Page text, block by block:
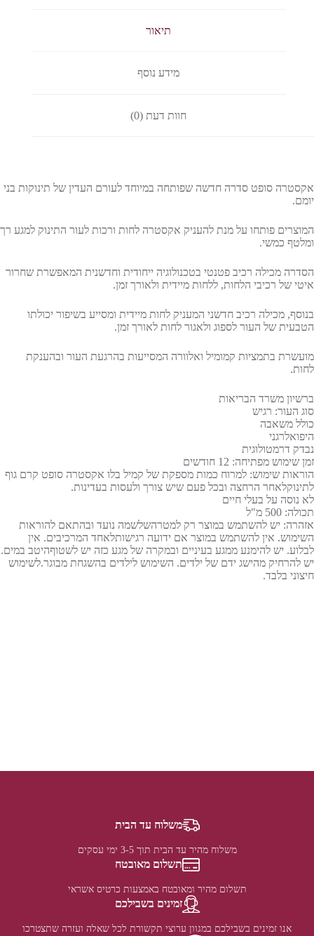
תיאור
מידע נוסף
חוות דעת (0)
אקסטרה סופט סדרה חדשה שפותחה במיוחד לעורם העדין של תינוקות בני
יומם.
המוצרים פותחו על מנת להעניק אקסטרה לחות ורכות לעור התינוק למגע רך
ומלטף כמשי.
הסדרה מכילה רכיב פטנטי בטכנולוגיה ייחודית וחדשנית המאפשרת שחרור
איטי של רכיבי הלחות, ללחות מיידית ולאורך זמן.
בנוסף, מכילה רכיב חדשני המעניק לחות מיידית ומסייע בשיפור יכולתו
הטבעית של העור לספוג ולאגור לחות לאורך זמן.
מועשרת בתמציות קמומיל ואלוורה המסייעות בהרגעת העור ובהענקת
לחות.
ברשיון משרד הבריאות
סוג העור: רגיש
כולל משאבה
היפואלרגני
נבדק דרמטולוגית
זמן שימוש מפתיחה: 12 חודשים
הוראות שימוש: למרוח כמות מספקת של קמיל בלו אקסטרה סופט קרם גוף
לתינוקלאחר הרחצה ובכל פעם שיש צורך ולעסות בעדינות.
לא נוסה על בעלי חיים
תכולה: 500 מ"ל
אזהרה: יש להשתמש במוצר רק למטרהשלשמה נועד ובהתאם להוראות
השימוש. אין להשתמש במוצר אם ידועה רגישותלאחד המרכיבים. אין
לבלוע. יש להימנע ממגע בעיניים ובמקרה של מגע כזה יש לשטוףהיטב במים.
יש להרחיק מהישג ידם של ילדים. השימוש לילדים בהשגחת מבוגר.לשימוש
חיצוני בלבד.
משלוח עד הבית
משלוח מהיר עד הבית תוך 3-5 ימי עסקים
תשלום מאובטח
תשלום מהיר ומאובטח באמצעות כרטיס אשראי
זמינים בשבילכם
אנו זמינים בשבילכם במגוון ערוצי תקשורת לכל שאלה ועזרה שתצטרכו